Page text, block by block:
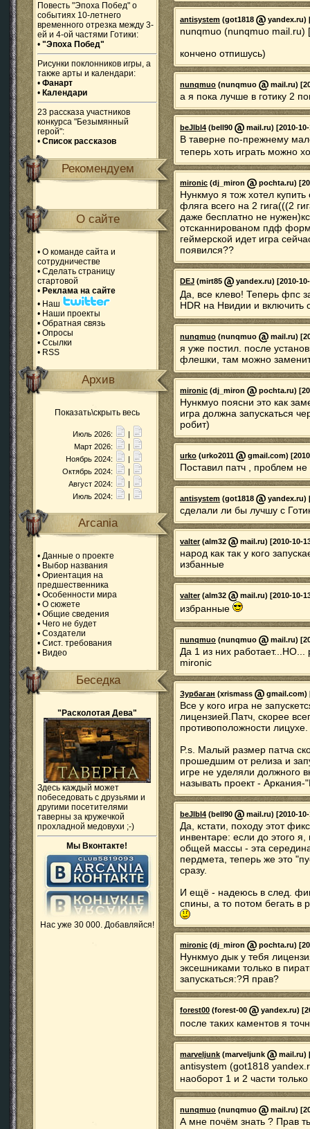
Повесть "Эпоха Побед" о
событиях 10-летнего
временного отрезка между 3-
ей и 4-ой частями Готики:
• "Эпоха Побед"
Рисунки поклонников игры, а
также арты и календари:
• Фанарт
• Календари
23 рассказа участников
конкурса "Безымянный
герой":
• Список рассказов
Рекомендуем
О сайте
• О команде сайта и
сотрудничестве
• Сделать страницу
стартовой
• Реклама на сайте
• Наш
• Наши проекты
• Обратная связь
• Опросы
• Ссылки
• RSS
Архив
Показать\скрыть весь
Июль 2026:
|
Март 2026:
|
Ноябрь 2024:
|
Октябрь 2024:
|
Август 2024:
|
Июль 2024:
|
Arcania
• Данные о проекте
• Выбор названия
• Ориентация на
предшественника
• Особенности мира
• О сюжете
• Общие сведения
• Чего не будет
• Создатели
• Сист. требования
• Видео
Беседка
"Расколотая Дева"
Здесь каждый может
побеседовать с друзьями и
другими посетителями
таверны за кружечкой
прохладной медовухи ;-)
Мы Вконтакте!
Нас уже 30 000. Добавляйся!
antisystem (got1818 yandex.ru)
nunqmuo (nunqmuo mail.ru)
кончено отпишусь)
nunqmuo (nunqmuo mail.ru)
а я пока лучше в готику 2
beJlbl4 (bell90 mail.ru) [2010-
В таверне по-прежнему
теперь хоть играть можно
mironic (dj_miron pochta.ru)
Нункмуо я тож хотел
фляга всего на 2 гига(((2
даже бесплатно не
отсканнированом пдф
геймерской идет игра
появился??
DEJ (mirt85 yandex.ru) [2010-
Да, все клево! Теперь фпс
HDR на Нвидии и
nunqmuo (nunqmuo mail.ru)
я уже постил. после
флешки, там можно
mironic (dj_miron pochta.ru)
Нункмуо поясни это как
игра должна запускаться
робит)
urko (urko2011 gmail.com)
Поставил патч , проблем
antisystem (got1818 yandex.ru)
сделали ли бы лучшу с
valter(alm32 mail.ru) [2010-10-
народ как так у кого
избанные
valter(alm32 mail.ru) [2010-10-
избранные
nunqmuo (nunqmuo mail.ru)
Да 1 из них работает...НО...
mironic
Зурбаган (xrismass gmail.com)
Все у кого игра не
лицензией.Патч, скорее
противоположности лицухе.
P.s. Малый размер патча
прошедшим от релиза и
игре не уделяли должного
называть проект -
beJlbl4 (bell90 mail.ru) [2010-
Да, кстати, походу этот
инвентаре: если до этого
общей массы - эта
пердмета, теперь же это
сразу.
И ещё - надеюсь в след.
спины, а то потом бегать в
mironic (dj_miron pochta.ru)
Нункмуо дык у тебя
эксешниками только в
запускаться:?Я прав?
forest00 (forest-00 yandex.ru)
после таких каментов я
marveljunk (marveljunk mail.ru)
antisystem (got1818
наоборот 1 и 2 части
nunqmuo (nunqmuo mail.ru)
А мне почём знать ? Прав